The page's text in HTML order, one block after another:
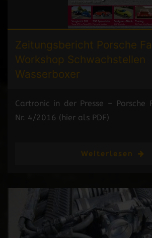
Zeitungsbericht Porsche
Workshop Schwachstellen
Wasserboxer
Cartronic in der Presse – Porsche
Nr. 4/2016 (hier als PDF)
Weiterlesen